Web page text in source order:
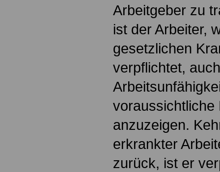
Arbeitgeber zu
ist der Arbeiter,
gesetzlichen
verpflichtet,
voraussichtliche
anzuzeigen.
erkrankter
zurück, ist er